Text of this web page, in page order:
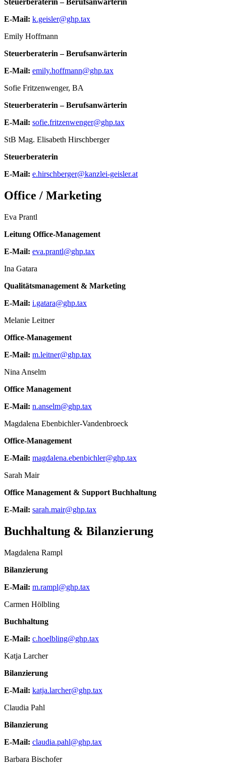
Steuerberaterin – Berufsanwärterin
E-Mail: k.geisler@ghp.tax
Emily Hoffmann
Steuerberaterin – Berufsanwärterin
E-Mail: emily.hoffmann@ghp.tax
Sofie Fritzenwenger, BA
Steuerberaterin – Berufsanwärterin
E-Mail: sofie.fritzenwenger@ghp.tax
StB Mag. Elisabeth Hirschberger
Steuerberaterin
E-Mail: e.hirschberger@kanzlei-geisler.at
Office / Marketing
Eva Prantl
Leitung Office-Management
E-Mail: eva.prantl@ghp.tax
Ina Gatara
Qualitätsmanagement & Marketing
E-Mail: i.gatara@ghp.tax
Melanie Leitner
Office-Management
E-Mail: m.leitner@ghp.tax
Nina Anselm
Office Management
E-Mail: n.anselm@ghp.tax
Magdalena Ebenbichler-Vandenbroeck
Office-Management
E-Mail: magdalena.ebenbichler@ghp.tax
Sarah Mair
Office Management & Support Buchhaltung
E-Mail: sarah.mair@ghp.tax
Buchhaltung & Bilanzierung
Magdalena Rampl
Bilanzierung
E-Mail: m.rampl@ghp.tax
Carmen Hölbling
Buchhaltung
E-Mail: c.hoelbling@ghp.tax
Katja Larcher
Bilanzierung
E-Mail: katja.larcher@ghp.tax
Claudia Pahl
Bilanzierung
E-Mail: claudia.pahl@ghp.tax
Barbara Bischofer